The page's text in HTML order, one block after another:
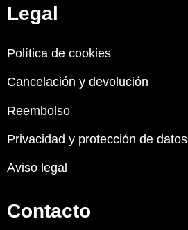
Legal
Política de cookies
Cancelación y devolución
Reembolso
Privacidad y protección de datos
Aviso legal
Contacto